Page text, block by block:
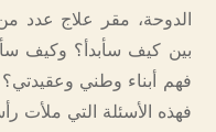
الدوحة، مقر علاج عدد
بين كيف سأبدأ؟ وكيف
فهم أبناء وطني
فهذه الأسئلة التي